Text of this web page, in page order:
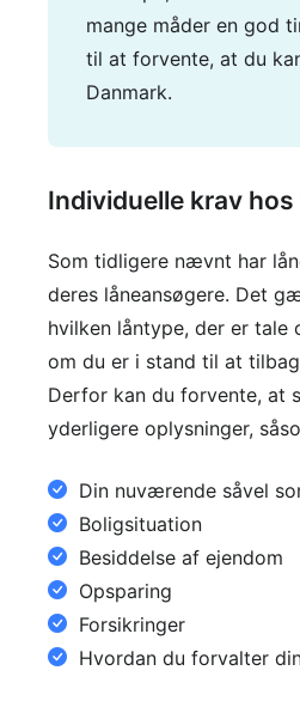
mange måder en god
til at forvente, at du
Danmark.
Individuelle krav
Som tidligere nævnt har
deres låneansøgere. Det
hvilken låntype, der er
om du er i stand til at
Derfor kan du forvente, at
yderligere oplysninger,
Din nuværende såvel
Boligsituation
Besiddelse af ejendom
Opsparing
Forsikringer
Hvordan du forvalter